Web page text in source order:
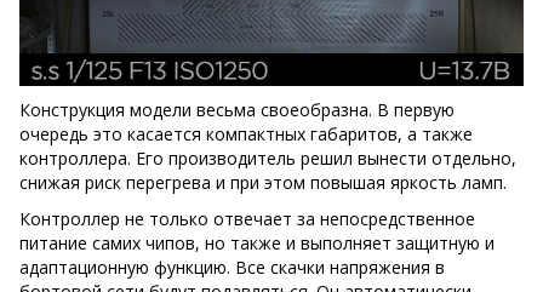
Конструкция модели весьма своеобразна. В первую
очередь это касается компактных габаритов, а также
контроллера. Его производитель решил вынести отдельно,
снижая риск перегрева и при этом повышая яркость ламп.
Контроллер не только отвечает за непосредственное
питание самих чипов, но также и выполняет защитную и
адаптационную функцию. Все скачки напряжения в